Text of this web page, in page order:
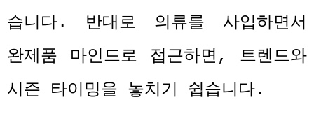
습니다. 반대로 의류를 사입하면서
완제품 마인드로 접근하면 , 트렌드와
시즌 타이밍을 놓치기 쉽습니다.